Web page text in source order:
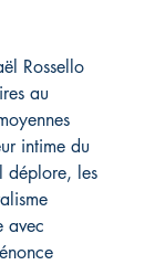
Rossello
au
intime du
déplore, les
avec